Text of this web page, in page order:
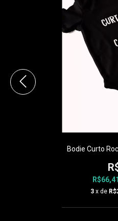
Bodie Curto
R$66,41
3 x de